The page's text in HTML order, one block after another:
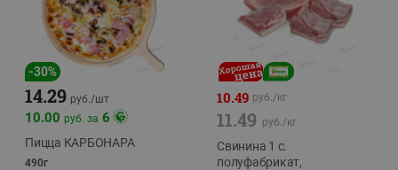
-30%
14.29 руб./шт
10.00 руб. за 6
Пицца КАРБОНАРА
490г
10.49 руб./кг
11.49 руб./кг
Свинина 1 с.
полуфабрикат,